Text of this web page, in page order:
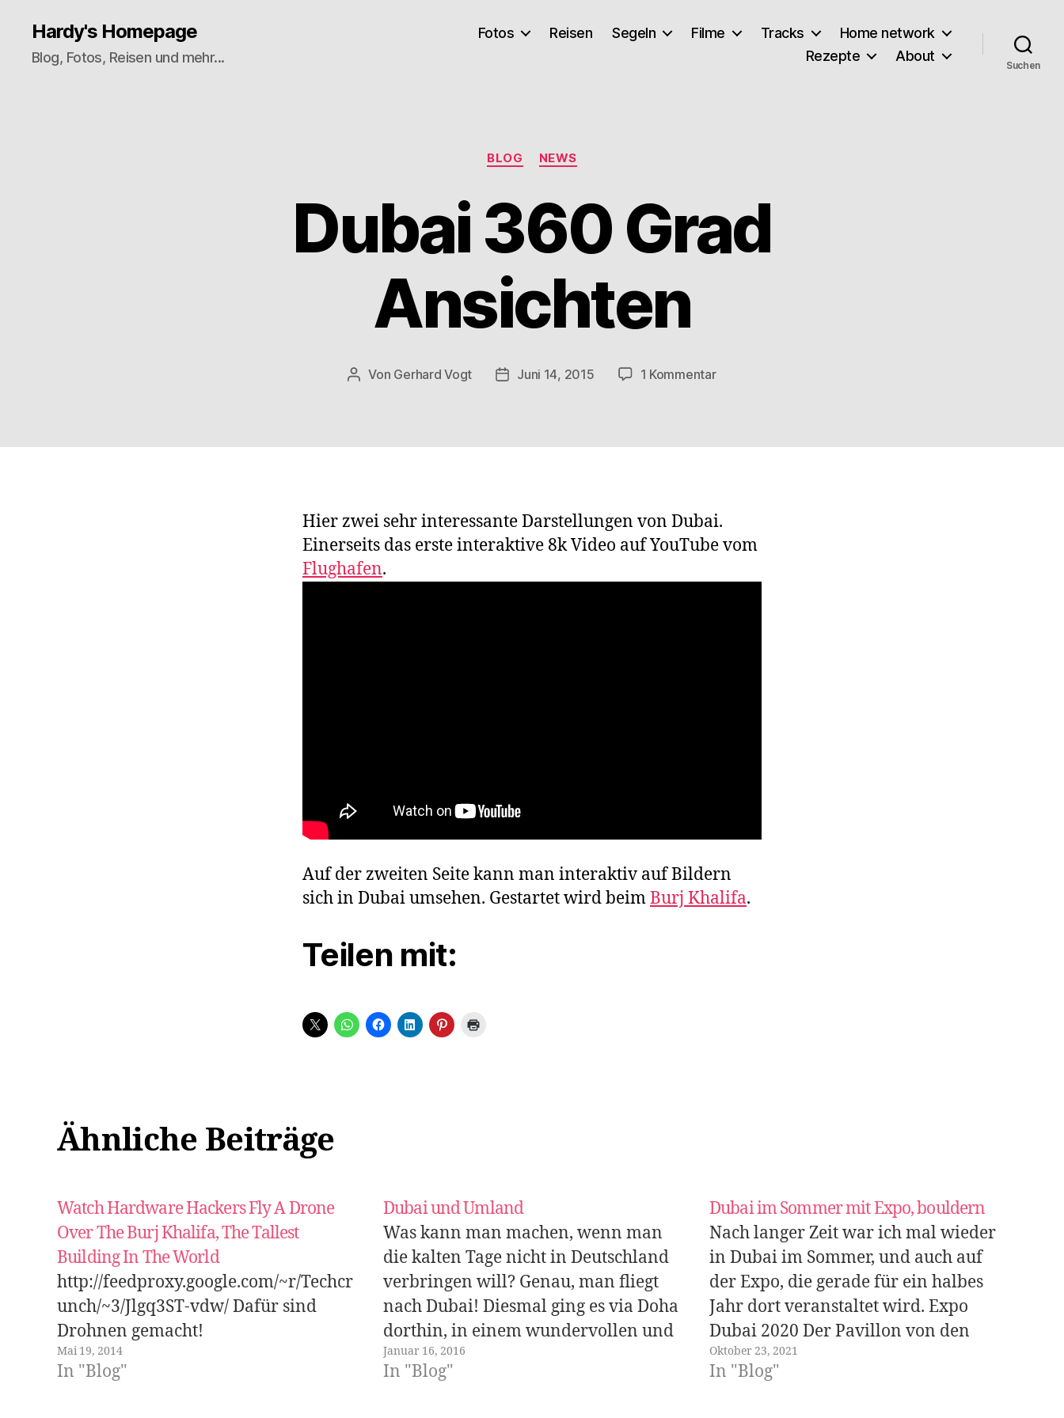
Hardy's Homepage
Blog, Fotos, Reisen und mehr...
Fotos Reisen Segeln Filme Tracks
Home network
Rezepte
About
Suchen
Kategorien
BLOG NEWS
Dubai 360 Grad
Ansichten
Beitragsautor
Von Gerhard Vogt Veröffentlichungsdatum
Juni 14, 2015 1 Kommentarzu
Ansichten
Hier zwei sehr interessante Darstellungen von Dubai.
Einerseits das erste interaktive 8k Video auf YouTube vom
Flughafen.
Auf der zweiten Seite kann man interaktiv auf Bildern
sich in Dubai umsehen. Gestartet wird beimBurj Khalifa.
Teilen mit:
Ähnliche Beiträge
Watch Hardware Hackers Fly A Drone
Over The Burj Khalifa, The Tallest
Building In The World
http://feedproxy.google.com/~r/Techcr
unch/~3/Jlgq3ST-vdw/ Dafür sind
Drohnen gemacht!
Mai 19, 2014
In "Blog"
Dubai und Umland
Was kann man machen, wenn man
die kalten Tage nicht in Deutschland
verbringen will? Genau, man fliegt
nach Dubai! Diesmal ging es via Doha
dorthin, in einem wundervollen und
fast nagelneuen Airbus 359. Wirklich
sehr angenehm, darin zu fliegen. Die
Januar 16, 2016
In "Blog"
Dubai im Sommer mit Expo, bouldern
Nach langer Zeit war ich mal wieder
in Dubai im Sommer, und auch auf
der Expo, die gerade für ein halbes
Jahr dort veranstaltet wird. Expo
Dubai 2020 Der Pavillon von den
Philippinen und von Singapur hat
uns auf der Expo am besten gefallen.
Oktober 23, 2021
In "Blog"